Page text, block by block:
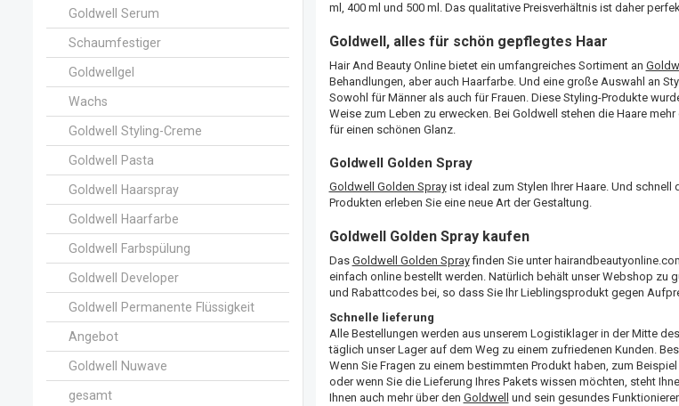
Goldwell Serum
Schaumfestiger
Goldwellgel
Wachs
Goldwell Styling-Creme
Goldwell Pasta
Goldwell Haarspray
Goldwell Haarfarbe
Goldwell Farbspülung
Goldwell Developer
Goldwell Permanente Flüssigkeit
Angebot
Goldwell Nuwave
gesamt
ml, 400 ml und 500 ml. Das qualitative Preisverhältnis ist daher
Goldwell, alles für schön gepflegtes Haar
Hair And Beauty Online bietet ein umfangreiches Sortiment an
Behandlungen, aber auch Haarfarbe. Und eine große Auswahl an
Sowohl für Männer als auch für Frauen. Diese Styling-Produkte
Weise zum Leben zu erwecken. Bei Goldwell stehen die Haare
für einen schönen Glanz.
Goldwell Golden Spray
Goldwell Golden Sprayist ideal zum Stylen Ihrer Haare. Und
Produkten erleben Sie eine neue Art der Gestaltung.
Goldwell Golden Spray kaufen
Das Goldwell Golden Sprayfinden Sie unter
einfach online bestellt werden. Natürlich behält unser Webshop zu
und Rabattcodes bei, so dass Sie Ihr Lieblingsprodukt gegen
Schnelle lieferung
Alle Bestellungen werden aus unserem Logistiklager in der Mitte
täglich unser Lager auf dem Weg zu einem zufriedenen Kunden.
Wenn Sie Fragen zu einem bestimmten Produkt haben, zum
oder wenn Sie die Lieferung Ihres Pakets wissen möchten, steht
Ihnen auch mehr über den Goldwell und sein gesundes